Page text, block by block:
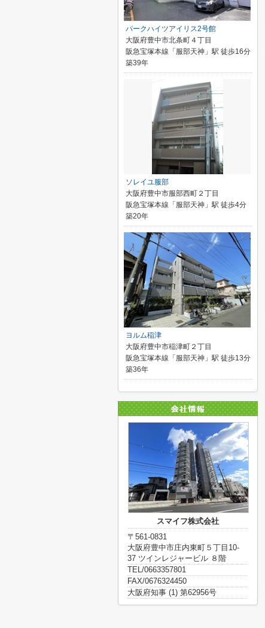
パークハイツアイリス2号館
大阪府豊中市北条町４丁目
阪急宝塚本線「服部天神」駅 徒歩16分
築39年
ソレイユ服部
大阪府豊中市服部西町２丁目
阪急宝塚本線「服部天神」駅 徒歩4分
築20年
ヨルム稲津
大阪府豊中市稲津町２丁目
阪急宝塚本線「服部天神」駅 徒歩13分
築36年
スマイフ株式会社
〒561-0831
大阪府豊中市庄内東町５丁目10-
37 ツインレジャービル ８階
TEL/0663357801
FAX/0676324450
大阪府知事 (1) 第62956号